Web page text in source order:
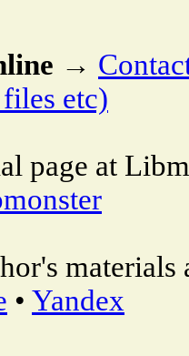
→
etc)
page at
materials
• Yandex